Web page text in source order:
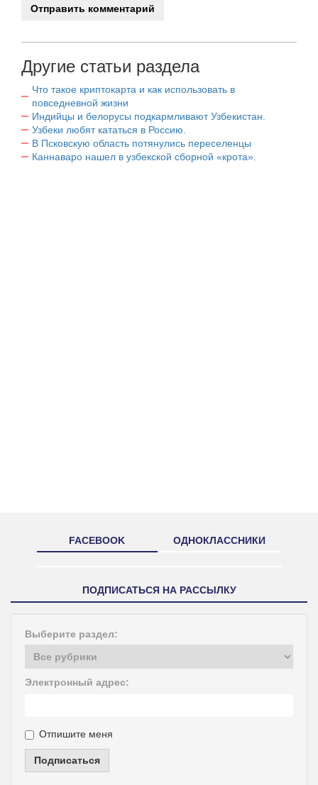
Другие статьи раздела
Что такое криптокарта и как использовать в
повседневной жизни
Индийцы и белорусы подкармливают Узбекистан.
Узбеки любят кататься в Россию.
В Псковскую область потянулись переселенцы
Каннаваро нашел в узбекской сборной «крота».
FACEBOOK ОДНОКЛАССНИКИ
ПОДПИСАТЬСЯ НА РАССЫЛКУ
Выберите раздел:
Электронный адрес:
Отпишите меня
Подписаться